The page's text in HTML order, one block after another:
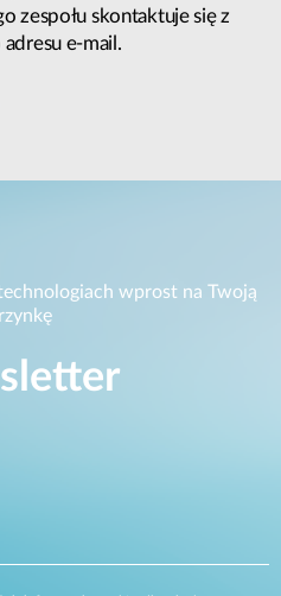
zespołu skontaktuje się z
e-mail.
wprost na Twoją